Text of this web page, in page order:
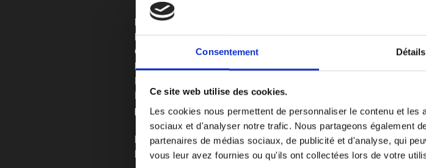
Consentement Détails
Ce site web utilise des cookies.
Les cookies nous permettent de personnaliser le contenu et
sociaux et d'analyser notre trafic. Nous partageons également
partenaires de médias sociaux, de publicité et d'analyse, qui
vous leur avez fournies ou qu'ils ont collectées lors de votre
La demande est un formulaire d'une page, où le demandeur doit
Nom
Coordonnées
Nombre d'employés
Description de l'entreprise
Description des raisons pour lesquelles l'entreprise s'inscrit dans les
paramètres de l'EO 202.6
L'EO 202.6 peut être trouvéici.
Le formulaire de candidature peut être trouvéici.